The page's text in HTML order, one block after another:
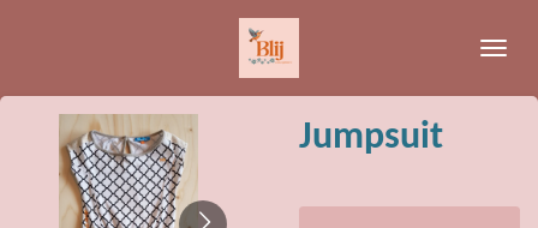
naar
hoofdinhoud
Jumpsuit